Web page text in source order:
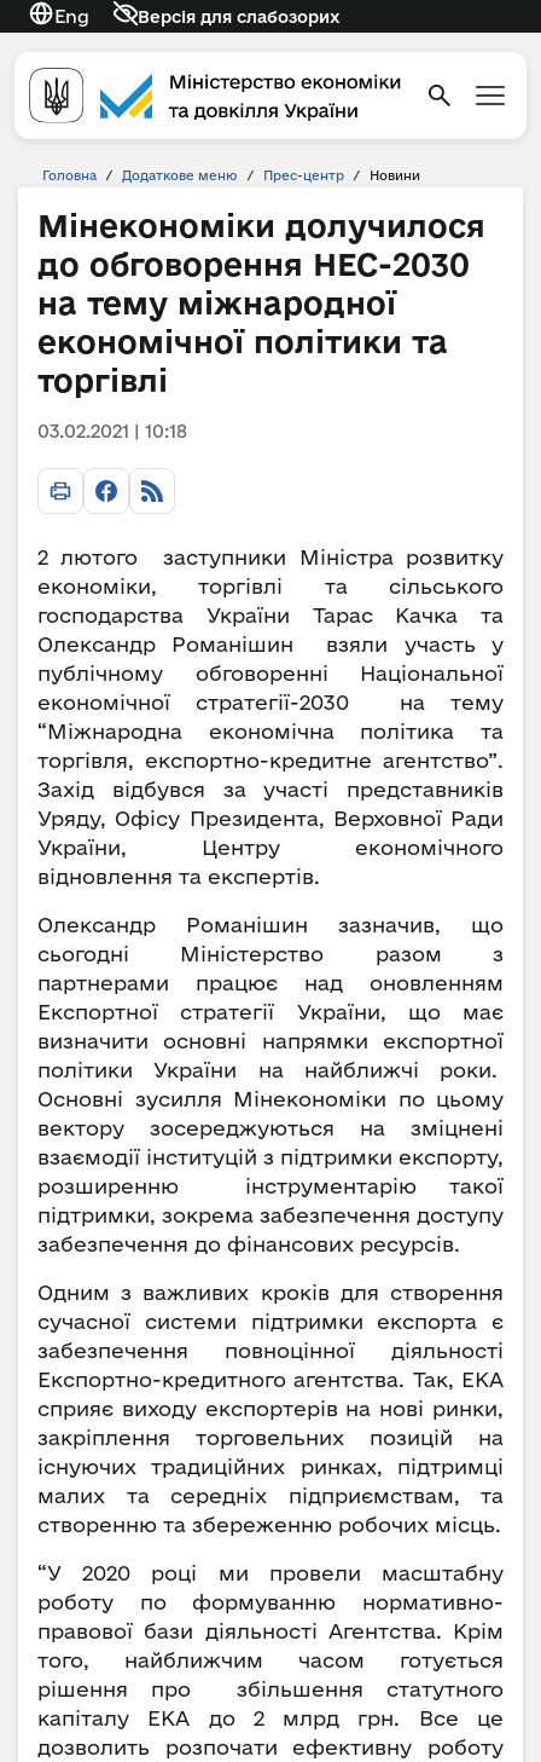
Eng Версія для слабозорих
Головна / Додаткове меню / Прес-центр / Новини
Мінекономіки долучилося
до обговорення НЕС-2030
на тему міжнародної
економічної політики та
торгівлі
03.02.2021 | 10:18
2 лютого заступники Міністра розвитку
економіки, торгівлі та сільського
господарства України Тарас Качка та
Олександр Романішин взяли участь у
публічному обговоренні Національної
економічної стратегії-2030 на тему
“Міжнародна економічна політика та
торгівля, експортно-кредитне агентство”.
Захід відбувся за участі представників
Уряду, Офісу Президента, Верховної Ради
України, Центру економічного
відновлення та експертів.
Олександр Романішин зазначив, що
сьогодні Міністерство разом з
партнерами працює над оновленням
Експортної стратегії України, що має
визначити основні напрямки експортної
політики України на найближчі роки.
Основні зусилля Мінекономіки по цьому
вектору зосереджуються на зміцнені
взаємодії інституцій з підтримки експорту,
розширенню інструментарію такої
підтримки, зокрема забезпечення доступу
забезпечення до фінансових ресурсів.
Одним з важливих кроків для створення
сучасної системи підтримки експорта є
забезпечення повноцінної діяльності
Експортно-кредитного агентства. Так, ЕКА
сприяє виходу експортерів на нові ринки,
закріплення торговельних позицій на
існуючих традиційних ринках, підтримці
малих та середніх підприємствам, та
створенню та збереженню робочих місць.
“У 2020 році ми провели масштабну
роботу по формуванню нормативно-
правової бази діяльності Агентства. Крім
того, найближчим часом готується
рішення про збільшення статутного
капіталу ЕКА до 2 млрд грн. Все це
дозволить розпочати ефективну роботу